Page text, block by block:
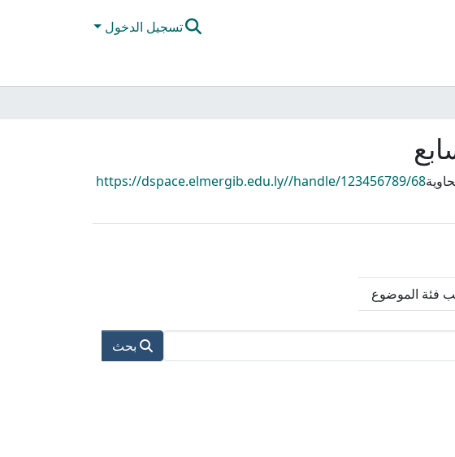
تسجيل الدخول
https://dspace.elmergib.edu.ly//handle/123456789/68
فئة الموضوع
بحث